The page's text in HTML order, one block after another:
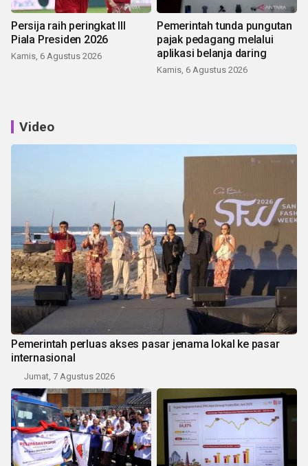
Persija raih peringkat III
Piala Presiden 2026
Kamis, 6 Agustus 2026
Pemerintah tunda pungutan
pajak pedagang melalui
aplikasi belanja daring
Kamis, 6 Agustus 2026
Video
Pemerintah perluas akses pasar jenama lokal ke pasar
internasional
Jumat, 7 Agustus 2026